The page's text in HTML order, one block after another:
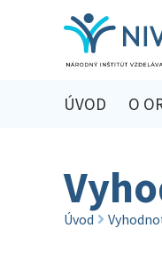
ÚVOD O
Úvod